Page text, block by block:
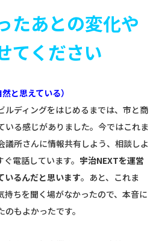
たあとの変化や
てください
と思えている）
ルディングをはじめるまでは、市と商
いる感じがありました。今ではこれま
議所さんに情報共有しよう、相談しよ
電話しています。 宇治NEXTを運営
いるんだと思います。あと、これま
持ちを聞く場がなかったので、本音に
もよかったです。